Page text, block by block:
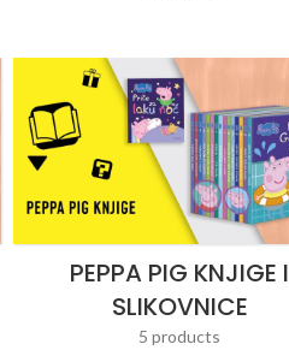
PEPPA PIG KNJIGE I
SLIKOVNICE
5 products